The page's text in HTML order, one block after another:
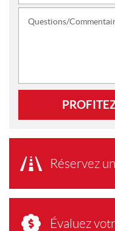
Questions/
Réservez
Évaluez